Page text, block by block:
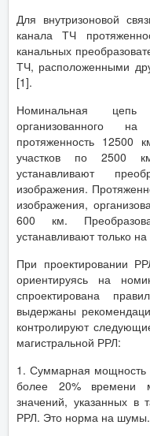
Для внутризоновой
канала ТЧ
канальных
ТЧ, расположенными
[1].
Номинальная
организованного
протяженность 12500
участков по 2500
устанавливают
изображения.
изображения,
600 км.
устанавливают только
При проектировании
ориентируясь на
спроектирована
выдержаны
контролируют
магистральной РРЛ:
1. Суммарная
более 20% времени
значений, указанных в
РРЛ. Это норма на шумы.